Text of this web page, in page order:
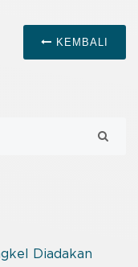
KEMBALI
Diadakan